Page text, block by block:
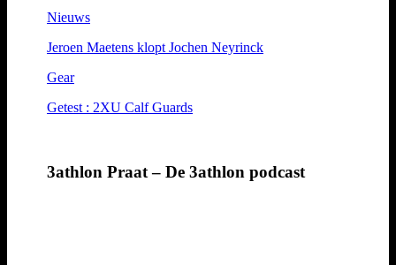
Nieuws
Jeroen Maetens klopt Jochen Neyrinck
Gear
Getest : 2XU Calf Guards
3athlon Praat – De 3athlon podcast